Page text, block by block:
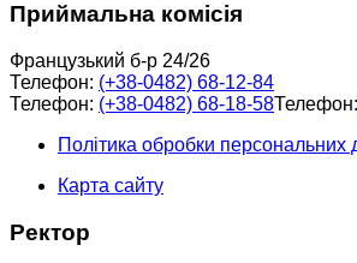
Приймальна комісія
Французький б-р 24/26
Телефон: (+38-0482) 68-12-84
Телефон: (+38-0482) 68-18-58Телефон:
Політика обробки персональних
Карта сайту
Ректор